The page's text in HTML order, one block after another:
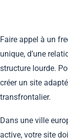
Faire appel à un
unique, d’une
structure lourde.
créer un site
transfrontalier.
Dans une ville
active, votre site